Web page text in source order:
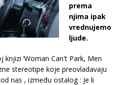
prema
njima ipak
vrednujemo
ljude.
‘Woman Can't Park, Men
stereotipe koje preovladavaju
nas , između ostalog : Je li